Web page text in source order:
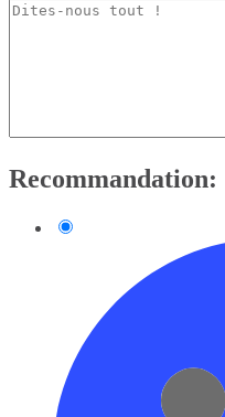
Recommandation: